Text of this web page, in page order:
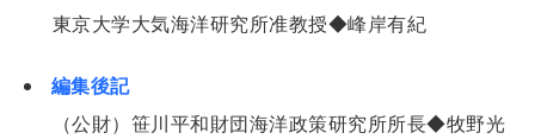
東京大学大気海洋研究所准教授◆峰岸有紀
編集後記
（公財）笹川平和財団海洋政策研究所所長◆牧野光